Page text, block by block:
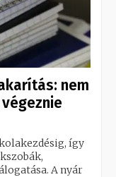
nem
így
A nyár